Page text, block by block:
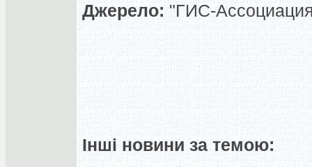
Джерело: "ГИС-
Інші новини за темою: